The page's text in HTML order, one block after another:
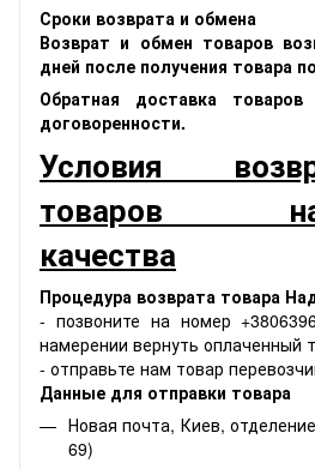
Сроки возврата и обмена
Возврат и обмен товаров
дней после получения товара
Обратная доставка
договоренности.
Условия
товаров
качества
Процедура возврата товара
- позвоните на номер
намерении вернуть оплаченный
- отправьте нам товар
Данные для отправки товара
Новая почта, Киев,
69)